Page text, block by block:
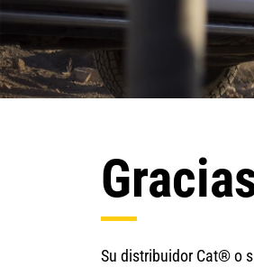
Su distribuidor Cat® o